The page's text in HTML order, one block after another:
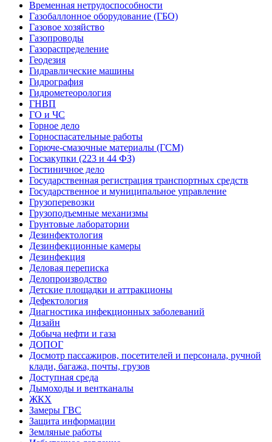
Временная нетрудоспособности
Газобаллонное оборудование (ГБО)
Газовое хозяйство
Газопроводы
Газораспределение
Геодезия
Гидравлические машины
Гидрография
Гидрометеорология
ГНВП
ГО и ЧС
Горное дело
Горноспасательные работы
Горюче-смазочные материалы (ГСМ)
Госзакупки (223 и 44 ФЗ)
Гостиничное дело
Государственная регистрация транспортных средств
Государственное и муниципальное управление
Грузоперевозки
Грузоподъемные механизмы
Грунтовые лаборатории
Дезинфектология
Дезинфекционные камеры
Дезинфекция
Деловая переписка
Делопроизводство
Детские площадки и аттракционы
Дефектология
Диагностика инфекционных заболеваний
Дизайн
Добыча нефти и газа
ДОПОГ
Досмотр пассажиров, посетителей и персонала, ручной
клади, багажа, почты, грузов
Доступная среда
Дымоходы и вентканалы
ЖКХ
Замеры ГВС
Защита информации
Земляные работы